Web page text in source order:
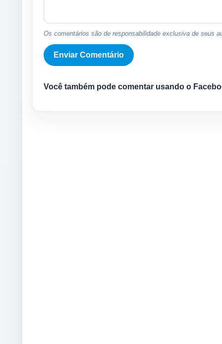
Os comentários são de responsabilidade exclusiva de seus
Você também pode comentar usando o